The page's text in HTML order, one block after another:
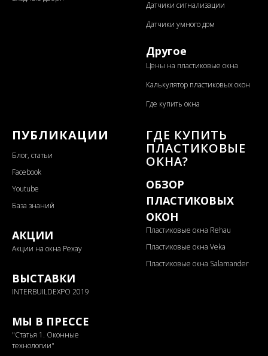
Датчики сигнализации
Датчики умного дом
Другое
Цены на пластиковые окна
Калькулятор пластиковых окон
Где купить окна
ПУБЛИКАЦИИ
Блог, статьи
Facebook
Youtube
База знаний
АКЦИИ
Акции на окна Рехау
ВЫСТАВКИ
INTERBUILDEXPO 2019
МЫ В ПРЕССЕ
"Статья 1. Оконные
технологии"
ГДЕ КУПИТЬ
ПЛАСТИКОВЫЕ
ОКНА?
ОБЗОР
ПЛАСТИКОВЫХ
ОКОН
Пластиковые окна Rehau
Пластиковые окна Veka
Пластиковые окна Salamander